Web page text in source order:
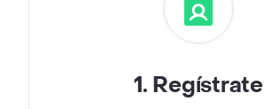
1. Regístrate